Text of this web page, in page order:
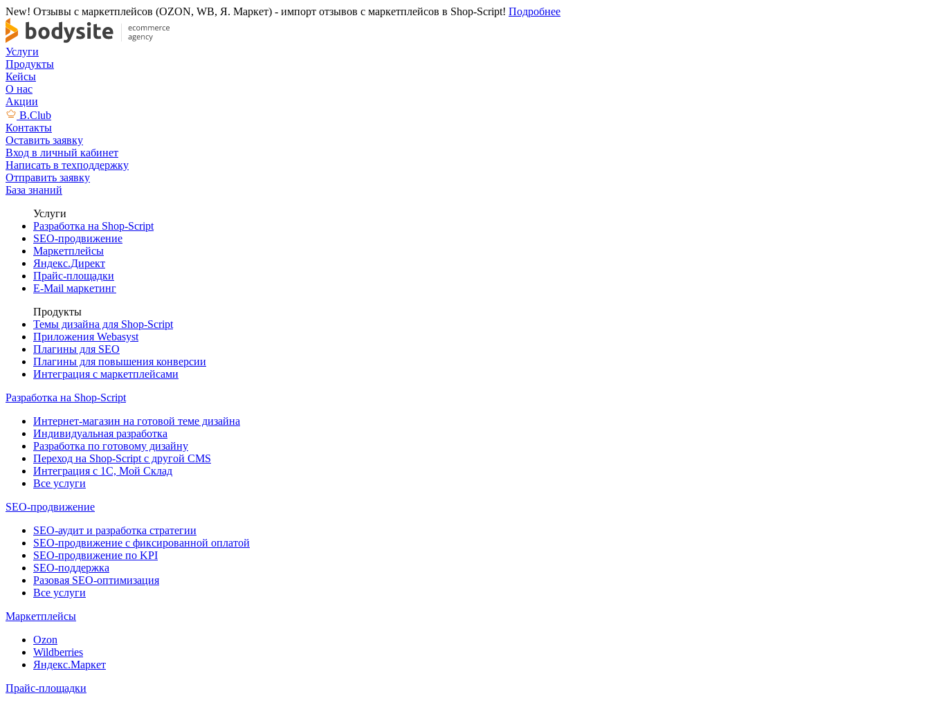
New! Отзывы с маркетплейсов (OZON, WB, Я. Маркет) - импорт отзывов с маркетплейсов в Shop-Script! Подробнее
Услуги
Продукты
Кейсы
О нас
Акции
B.Club
Контакты
Оставить заявку
Вход в личный кабинет
Написать в техподдержку
Отправить заявку
База знаний
Услуги
Разработка на Shop-Script
SEO-продвижение
Маркетплейсы
Яндекс.Директ
Прайс-площадки
E-Mail маркетинг
Продукты
Темы дизайна для Shop-Script
Приложения Webasyst
Плагины для SEO
Плагины для повышения конверсии
Интеграция с маркетплейсами
Разработка на Shop-Script
Интернет-магазин на готовой теме дизайна
Индивидуальная разработка
Разработка по готовому дизайну
Переход на Shop-Script с другой CMS
Интеграция с 1С, Мой Склад
Все услуги
SEO-продвижение
SEO-аудит и разработка стратегии
SEO-продвижение с фиксированной оплатой
SEO-продвижение по KPI
SEO-поддержка
Разовая SEO-оптимизация
Все услуги
Маркетплейсы
Ozon
Wildberries
Яндекс.Маркет
Прайс-площадки